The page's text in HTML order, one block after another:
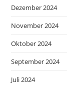
Dezember 2024
November 2024
Oktober 2024
September 2024
Juli 2024